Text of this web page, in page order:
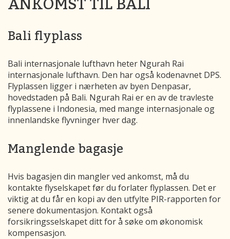
Bali flyplass
Bali internasjonale lufthavn heter Ngurah Rai
internasjonale lufthavn. Den har også kodenavnet DPS.
Flyplassen ligger i nærheten av byen Denpasar,
hovedstaden på Bali. Ngurah Rai er en av de travleste
flyplassene i Indonesia, med mange internasjonale og
innenlandske flyvninger hver dag.
Manglende bagasje
Hvis bagasjen din mangler ved ankomst, må du
kontakte flyselskapet før du forlater flyplassen. Det er
viktig at du får en kopi av den utfylte PIR-rapporten for
senere dokumentasjon. Kontakt også
forsikringsselskapet ditt for å søke om økonomisk
kompensasjon.